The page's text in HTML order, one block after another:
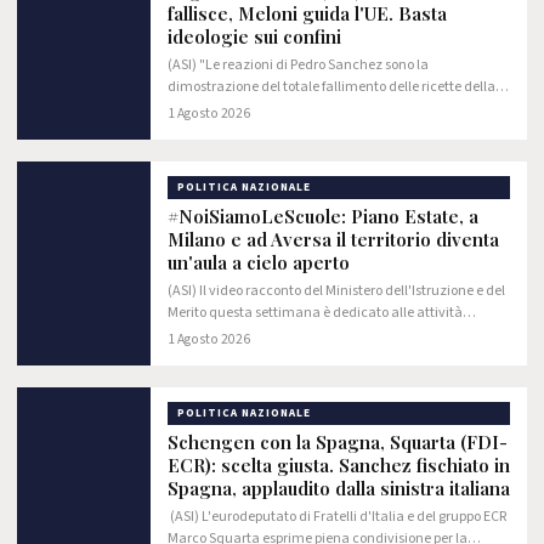
fallisce, Meloni guida l'UE. Basta
ideologie sui confini
(ASI) "​Le reazioni di Pedro Sanchez sono la
dimostrazione del totale fallimento delle ricette della
sinistra in materia di immigrazione. Mentre c'è chi
1 Agosto 2026
POLITICA NAZIONALE
#NoiSiamoLeScuole: Piano Estate, a
Milano e ad Aversa il territorio diventa
un'aula a cielo aperto
(ASI) Il video racconto del Ministero dell'Istruzione e del
Merito questa settimana è dedicato alle attività
realizzate nell'ambito del Piano Estate dall'Istituto
1 Agosto 2026
POLITICA NAZIONALE
Schengen con la Spagna, Squarta (FDI-
ECR): scelta giusta. Sanchez fischiato in
Spagna, applaudito dalla sinistra italiana
(ASI) L'eurodeputato di Fratelli d'Italia e del gruppo ECR
Marco Squarta esprime piena condivisione per la